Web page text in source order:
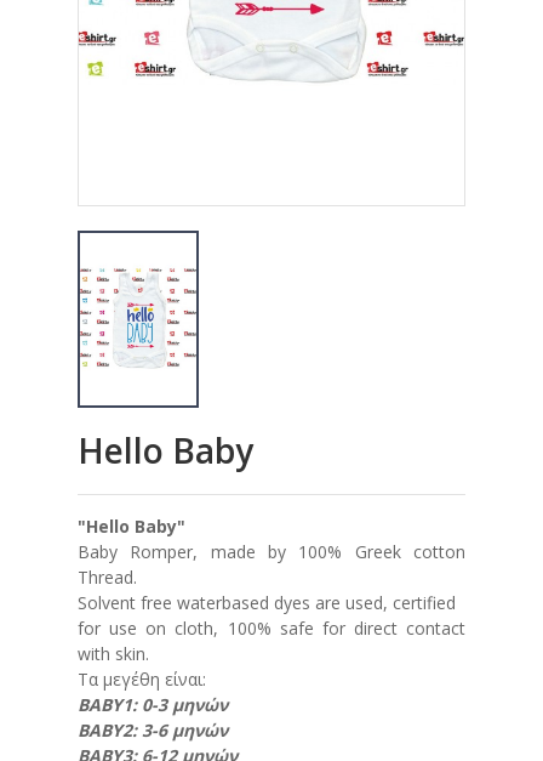
Hello Baby
"Hello Baby"
Baby Romper, made by 100% Greek cotton
Thread.
Solvent free waterbased dyes are used, certified
for use on cloth, 100% safe for direct contact
with skin.
Τα μεγέθη είναι:
ΒΑΒΥ1: 0-3 μηνών
ΒΑΒΥ2: 3-6 μηνών
ΒΑΒΥ3: 6-12 μηνών